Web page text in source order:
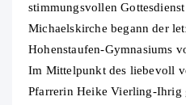
stimmungsvollen
Michaelskirche begann der
Hohenstaufen-Gymnasiums
Im Mittelpunkt des liebevoll
Pfarrerin Heike Vierling-Ihrig